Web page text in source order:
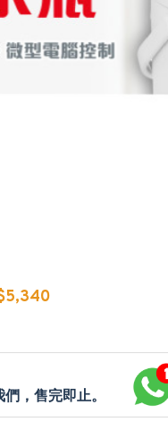
，售完即止。